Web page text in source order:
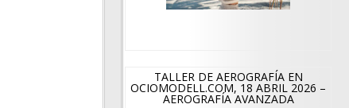
TALLER DE AEROGRAFÍA EN
OCIOMODELL.COM, 18 ABRIL 2026 –
AEROGRAFÍA AVANZADA